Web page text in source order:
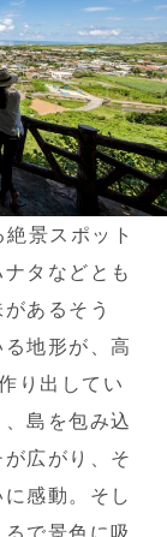
景スポット
タなどとも
あるそう
地形が、高
り出してい
島を包み込
広がり、そ
感動。そし